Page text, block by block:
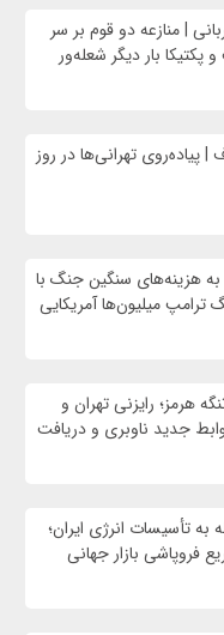
تنش و ۲۵۰ قربانی | منازعه دو قوم بر سر
بار دیگر شعله‌ور
پیاده‌روی تهرانی‌ها در روز
به هزینه‌های سنگین جنگ با
ترامپ میلیون‌ها آمریکایی
هرمز؛ رایزنی تهران و
جدید ناوبری و دریافت
به تأسیسات انرژی ایران؛
فروپاشی بازار جهانی